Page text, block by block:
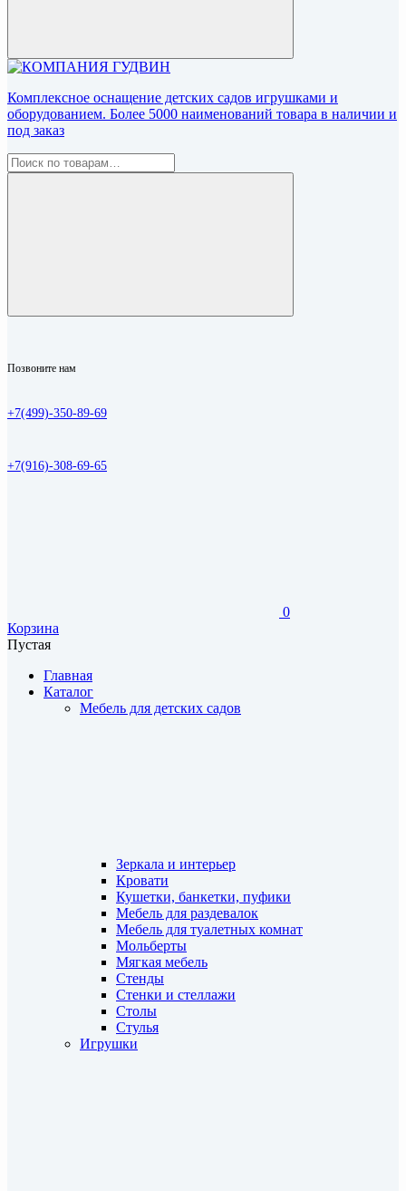
Комплексное оснащение детских садов игрушками и
оборудованием. Более 5000 наименований товара в наличии и
под заказ
Позвоните нам
+7(499)-350-89-69
+7(916)-308-69-65
0
Корзина
Пустая
Главная
Каталог
Мебель для детских садов
Зеркала и интерьер
Кровати
Кушетки, банкетки, пуфики
Мебель для раздевалок
Мебель для туалетных комнат
Мольберты
Мягкая мебель
Стенды
Стенки и стеллажи
Столы
Стулья
Игрушки